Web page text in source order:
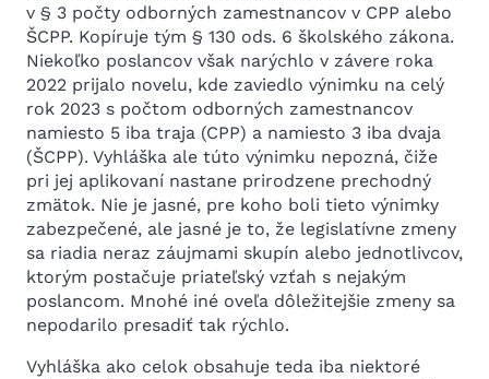
v § 3 počty odborných zamestnancov v CPP alebo
ŠCPP. Kopíruje tým § 130 ods. 6 školského zákona.
Niekoľko poslancov však narýchlo v závere roka
2022 prijalo novelu, kde zaviedlo výnimku na celý
rok 2023 s počtom odborných zamestnancov
namiesto 5 iba traja (CPP) a namiesto 3 iba dvaja
(ŠCPP). Vyhláška ale túto výnimku nepozná, čiže
pri jej aplikovaní nastane prirodzene prechodný
zmätok. Nie je jasné, pre koho boli tieto výnimky
zabezpečené, ale jasné je to, že legislatívne zmeny
sa riadia neraz záujmami skupín alebo jednotlivcov,
ktorým postačuje priateľský vzťah s nejakým
poslancom. Mnohé iné oveľa dôležitejšie zmeny sa
nepodarilo presadiť tak rýchlo.
Vyhláška ako celok obsahuje teda iba niektoré